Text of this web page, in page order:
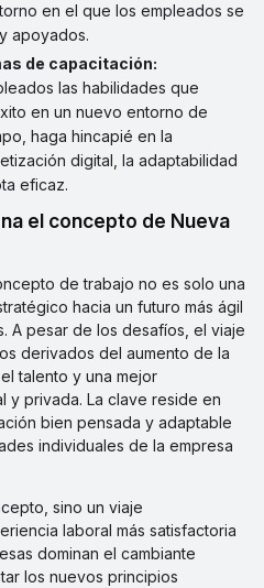
en el que los empleados se
apoyados.
de capacitación:
las habilidades que
en un nuevo entorno de
haga hincapié en la
digital, la adaptabilidad
eficaz.
de trabajo no es solo una
hacia un futuro más ágil
A pesar de los desafíos, el viaje
derivados del aumento de la
talento y una mejor
y privada. La clave reside en
bien pensada y adaptable
individuales de la empresa
sino un viaje
laboral más satisfactoria
dominan el cambiante
los nuevos principios